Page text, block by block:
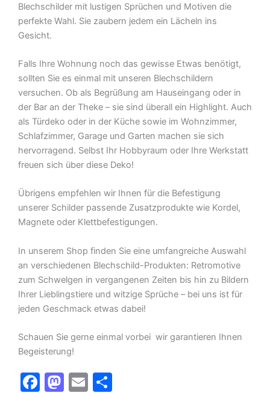
Blechschilder mit lustigen Sprüchen und Motiven die
perfekte Wahl. Sie zaubern jedem ein Lächeln ins
Gesicht.
Falls Ihre Wohnung noch das gewisse Etwas benötigt,
sollten Sie es einmal mit unseren Blechschildern
versuchen. Ob als Begrüßung am Hauseingang oder in
der Bar an der Theke – sie sind überall ein Highlight. Auch
als Türdeko oder in der Küche sowie im Wohnzimmer,
Schlafzimmer, Garage und Garten machen sie sich
hervorragend. Selbst Ihr Hobbyraum oder Ihre Werkstatt
freuen sich über diese Deko!
Übrigens empfehlen wir Ihnen für die Befestigung
unserer Schilder passende Zusatzprodukte wie Kordel,
Magnete oder Klettbefestigungen.
In unserem Shop finden Sie eine umfangreiche Auswahl
an verschiedenen Blechschild-Produkten: Retromotive
zum Schwelgen in vergangenen Zeiten bis hin zu Bildern
Ihrer Lieblingstiere und witzige Sprüche – bei uns ist für
jeden Geschmack etwas dabei!
Schauen Sie gerne einmal vorbei  wir garantieren Ihnen
Begeisterung!
F
M E